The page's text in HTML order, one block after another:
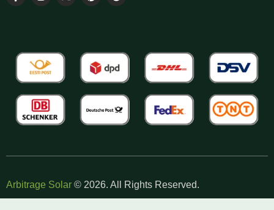
Arbitrage Solar © 2026. All Rights Reserved.